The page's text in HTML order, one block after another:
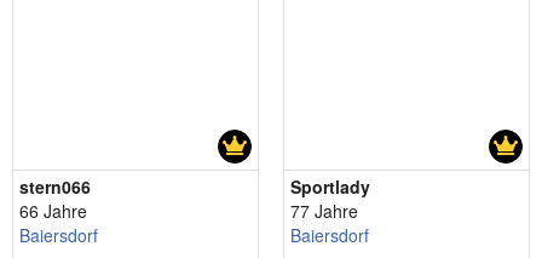
stern066
66 Jahre
Baiersdorf
Sportlady
77 Jahre
Baiersdorf